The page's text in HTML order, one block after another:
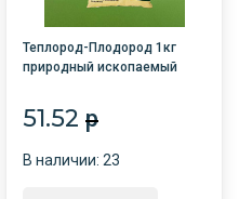
Теплород-Плодород 1кг
природный ископаемый
51.52p
В наличии: 23